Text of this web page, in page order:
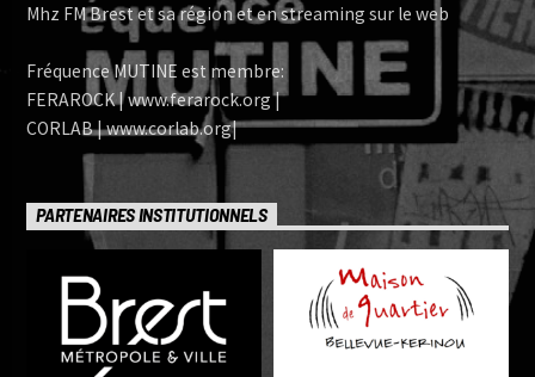
Mhz FM Brest et sa région et en streaming sur le web
Fréquence MUTINE est membre:
FERAROCK | www.ferarock.org |
CORLAB | www.corlab.org|
PARTENAIRES INSTITUTIONNELS